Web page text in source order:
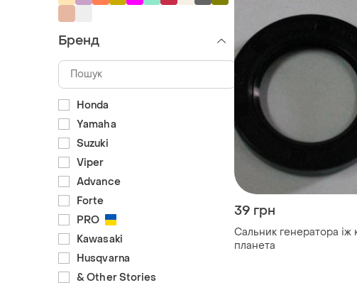
39 грн
Сальник генератора іж
планета
Бренд
Honda
Yamaha
Suzuki
Viper
Advance
Forte
PRO
Kawasaki
Husqvarna
& Other Stories